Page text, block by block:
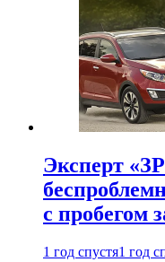
Эксперт
с пробегом
1 год спустя1 год